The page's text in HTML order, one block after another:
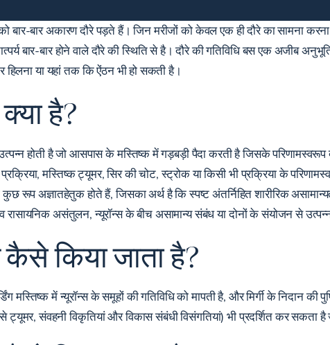
बार-बार अकारण दौरे पड़ते हैं। जिन मरीजों को केवल एक ही दौरे का सामना करना
बार-बार होने वाले दौरे की स्थिति से है। दौरे की गतिविधि बस एक अजीब
हिलना या यहां तक ​​कि ऐंठन भी हो सकती है।
है?
होती है जो आसपास के मस्तिष्क में गड़बड़ी पैदा करती है जिसके परिणामस्वरूप
मस्तिष्क ट्यूमर, सिर की चोट, स्ट्रोक या किसी भी प्रक्रिया के
रूप अज्ञातहेतुक होते हैं, जिसका अर्थ है कि स्पष्ट अंतर्निहित शारीरिक
रासायनिक असंतुलन, न्यूरॉन्स के बीच असामान्य संबंध या दोनों के संयोजन से
कैसे किया जाता है?
मस्तिष्क में न्यूरॉन्स के समूहों की गतिविधि को मापती है, और मिर्गी के निदान
ट्यूमर, संवहनी विकृतियां और विकास संबंधी विसंगतियां) भी प्रदर्शित कर सकता